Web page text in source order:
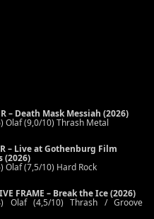
– Death Mask Messiah (2026)
Olaf (9,0/10) Thrash Metal
– Live at Gothenburg Film
(2026)
Olaf (7,5/10) Hard Rock
FRAME – Break the Ice (2026)
Olaf (4,5/10) Thrash / Groove